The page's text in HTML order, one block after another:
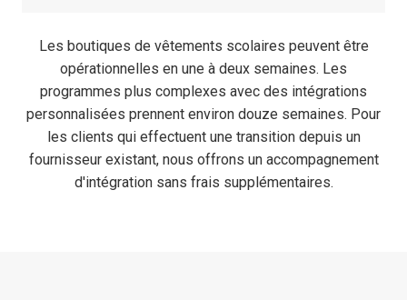
Les boutiques de vêtements scolaires peuvent être
opérationnelles en une à deux semaines. Les
programmes plus complexes avec des intégrations
personnalisées prennent environ douze semaines. Pour
les clients qui effectuent une transition depuis un
fournisseur existant, nous offrons un accompagnement
d'intégration sans frais supplémentaires.